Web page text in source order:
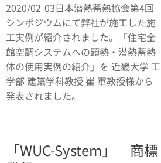
2020/02-03日本潜熱蓄熱協会第4回
シンポジウムにて弊社が施工した施
工実例が紹介されました。「住宅全
館空調システムへの顕熱・潜熱蓄熱
体の使用実例の紹介」を 近畿大学 工
学部 建築学科教授 崔 軍教授様から
発表されました。
「WUC-System」 商標